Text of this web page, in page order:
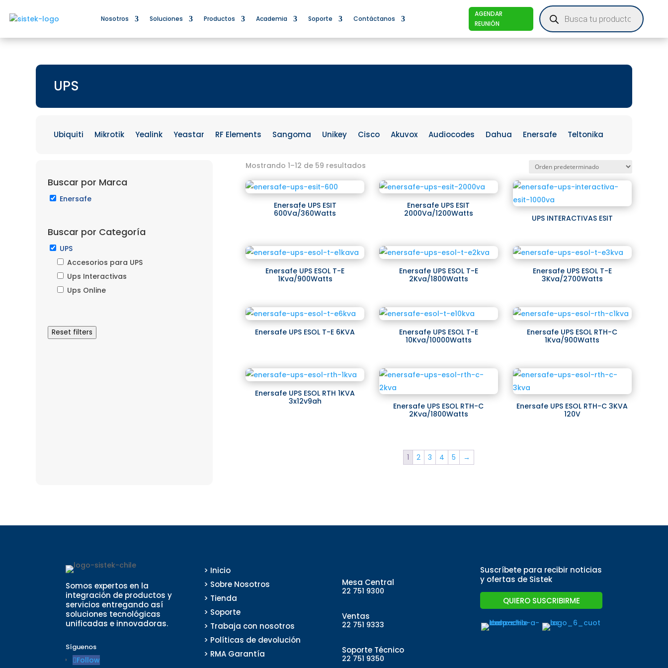
Nosotros Soluciones Productos Academia Soporte Contáctanos
AGENDAR
REUNIÓN
Products
search
UPS
Ubiquiti Mikrotik Yealink Yeastar RF Elements Sangoma Unikey Cisco Akuvox Audiocodes Dahua Enersafe Teltonika
Buscar por Marca
Enersafe
Buscar por Categoría
UPS
Accesorios para UPS
Ups Interactivas
Ups Online
Reset filters
Mostrando 1–12 de 59 resultados
Enersafe UPS ESIT
600Va/360Watts
Enersafe UPS ESIT
2000Va/1200Watts
UPS INTERACTIVAS ESIT
Enersafe UPS ESOL T-E
1Kva/900Watts
Enersafe UPS ESOL T-E
2Kva/1800Watts
Enersafe UPS ESOL T-E
3Kva/2700Watts
Enersafe UPS ESOL T-E 6KVA
Enersafe UPS ESOL T-E
10Kva/10000Watts
Enersafe UPS ESOL RTH-C
1Kva/900Watts
Enersafe UPS ESOL RTH 1KVA
3x12v9ah
Enersafe UPS ESOL RTH-C
2Kva/1800Watts
Enersafe UPS ESOL RTH-C 3KVA
120V
1 2 3 4 5 →
Somos expertos en la
integración de productos y
servicios entregando así
soluciones tecnológicas
unificadas e innovadoras.
Síguenos
Follow
> Inicio
> Sobre Nosotros
> Tienda
> Soporte
> Trabaja con nosotros
> Políticas de devolución
> RMA Garantía
Mesa Central
22 751 9300
Ventas
22 751 9333
Soporte Técnico
22 751 9350
Suscríbete para recibir noticias
y ofertas de Sistek
QUIERO SUSCRIBIRME